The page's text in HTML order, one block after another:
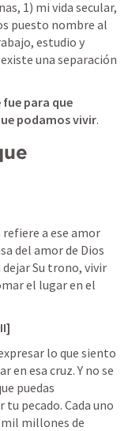
1) mi vida secular,
puesto nombre al
estudio y
una separación
para que
podamos vivir.
refiere a ese amor
del amor de Dios
Su trono, vivir
el lugar en el
lo que siento
en esa cruz. Y no se
puedas
pecado. Cada uno
mil millones de